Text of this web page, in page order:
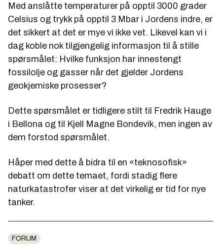
Med anslåtte temperaturer på opptil 3000 grader
Celsius og trykk på opptil 3 Mbar i Jordens indre, er
det sikkert at det er mye vi ikke vet. Likevel kan vi i
dag koble nok tilgjengelig informasjon til å stille
spørsmålet: Hvilke funksjon har innestengt
fossilolje og gasser når det gjelder Jordens
geokjemiske prosesser?
Dette spørsmålet er tidligere stilt til Fredrik Hauge
i Bellona og til Kjell Magne Bondevik, men ingen av
dem forstod spørsmålet.
Håper med dette å bidra til en «teknosofisk»
debatt om dette temaet, fordi stadig flere
naturkatastrofer viser at det virkelig er tid for nye
tanker.
FORUM